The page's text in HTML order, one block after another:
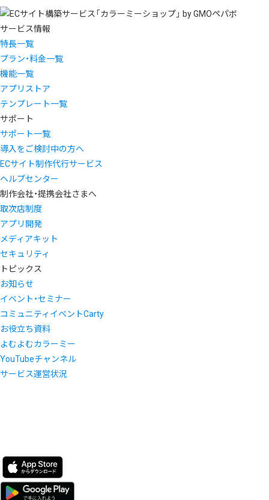
サービス情報
特長一覧
プラン・料金一覧
機能一覧
アプリストア
テンプレート一覧
サポート
サポート一覧
導入をご検討中の方へ
ECサイト制作代行サービス
ヘルプセンター
制作会社・提携会社さまへ
取次店制度
アプリ開発
メディアキット
セキュリティ
トピックス
お知らせ
イベント・セミナー
コミュニティイベントCarty
お役立ち資料
よむよむカラーミー
YouTubeチャンネル
サービス運営状況